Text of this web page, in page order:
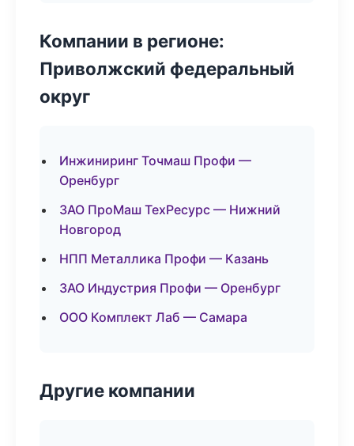
Компании в регионе:
Приволжский федеральный
округ
Инжиниринг Точмаш Профи —
Оренбург
ЗАО ПроМаш ТехРесурс — Нижний
Новгород
НПП Металлика Профи — Казань
ЗАО Индустрия Профи — Оренбург
ООО Комплект Лаб — Самара
Другие компании